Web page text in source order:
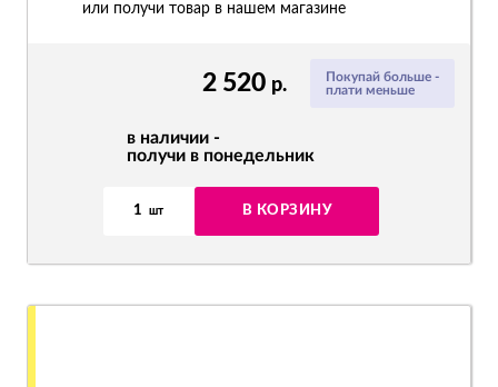
Покупай больше -
плати меньше
2 520 р.
в наличии -
получи в понедельник
1 шт В КОРЗИНУ
или получи товар в нашем магазине